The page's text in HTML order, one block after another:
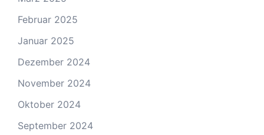
Februar 2025
Januar 2025
Dezember 2024
November 2024
Oktober 2024
September 2024